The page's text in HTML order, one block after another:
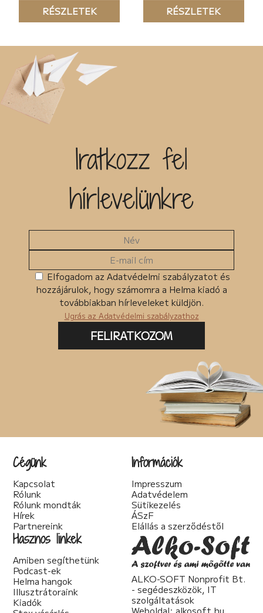
RÉSZLETEK
RÉSZLETEK
Iratkozz fel
hírlevelünkre
Elfogadom az Adatvédelmi szabályzatot és
hozzájárulok, hogy számomra a Helma kiadó a
továbbiakban hírleveleket küldjön.
Ugrás az Adatvédelmi szabályzathoz
FELIRATKOZOM
Cégünk
Kapcsolat
Rólunk
Rólunk mondták
Hírek
Partnereink
Információk
Impresszum
Adatvédelem
Sütikezelés
ÁSzF
Elállás a szerződéstől
Hasznos linkek
Amiben segíthetünk
Podcast-ek
Helma hangok
Illusztrátoraink
Kiadók
ALKO-SOFT Nonprofit Bt.
- segédeszközök, IT
szolgáltatások
Weboldal: alkosoft.hu